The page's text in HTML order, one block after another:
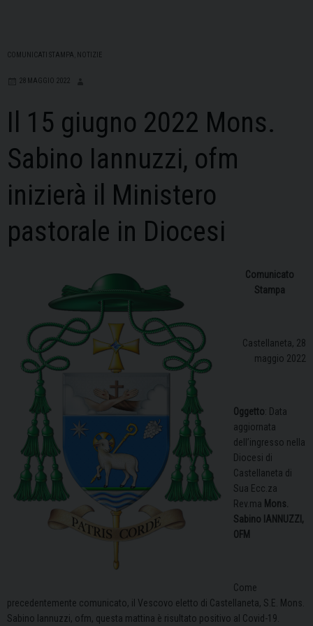
COMUNICATI STAMPA NOTIZIE
28 MAGGIO 2022
Il 15 giugno 2022 Mons.
Sabino Iannuzzi, ofm
inizierà il Ministero
pastorale in Diocesi
Comunicato
Stampa
Castellaneta, 28
maggio 2022
Oggetto: Data
aggiornata
dell’ingresso nella
Diocesi di
Castellaneta di
Sua Ecc.za
Rev.ma Mons.
Sabino IANNUZZI,
OFM
Come
precedentemente comunicato, il Vescovo eletto di Castellaneta, S.E. Mons.
Sabino Iannuzzi, ofm, questa mattina è risultato positivo al Covid-19.